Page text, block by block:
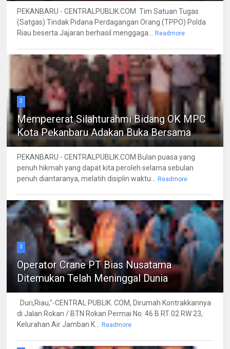
PEKANBARU - CENTRALPUBLIK.COM Tim Satuan Tugas
(Satgas) Tindak Pidana Perdagangan Orang (TPPO) Polda
Riau beserta Jajaran berhasil menggaga... Readmore
2
Mempererat Silahturahmi Bidang OK MPC
Kota Pekanbaru Adakan Buka Bersama
PEKANBARU - CENTRALPUBLIK.COM Bulan puasa yang
penuh hikmah yang dapat kita peroleh selama sebulan
penuh diantaranya, melatih disiplin waktu... Readmore
3
Operator Crane PT Bias Nusatama
Ditemukan Telah Meninggal Dunia
Duri,Riau,"-CENTRAL PUBLIK. COM, Dirumah Kontrakkannya
di Jalan Rokan / BTN Rokan Permai No. 46 B RT 02 RW 23,
Kelurahan Air Jamban K... Readmore